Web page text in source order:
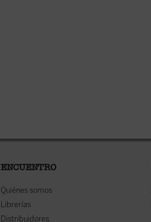
ENCUENTRO
Quiénes somos
Librerías
Distribuidores